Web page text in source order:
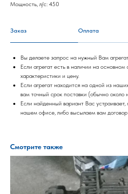
Мощность, л/с: 450
Заказ Оплата
Вы делаете запрос на нужный Вам
Если агрегат есть в наличии на
характеристики и цену.
Если агрегат находится на одной из
вам точный срок поставки (обычно около
Если найденный вариант Вас
нашем офисе, либо высылаем вам договор
Смотрите также